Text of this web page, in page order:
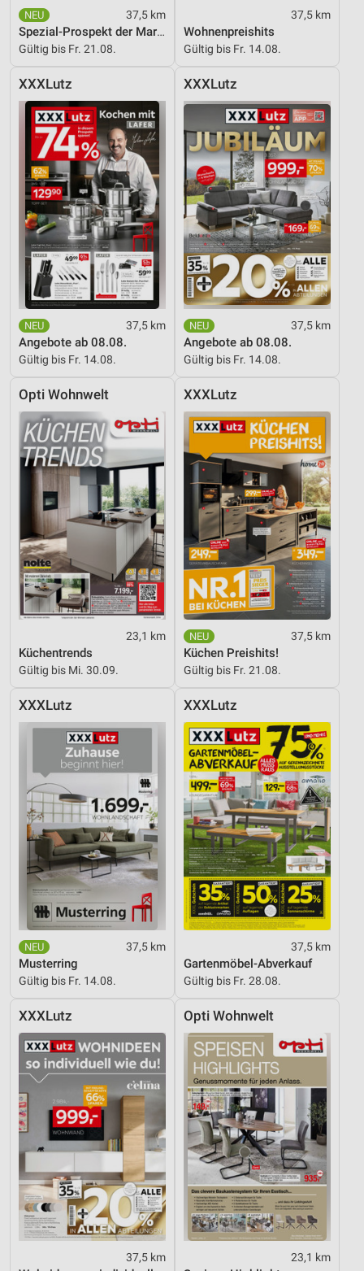
37,5 km
Spezial-Prospekt der Marken
Gültig bis Fr. 21.08.
37,5 km
Wohnenpreishits
Gültig bis Fr. 14.08.
XXXLutz
37,5 km
Angebote ab 08.08.
Gültig bis Fr. 14.08.
XXXLutz
37,5 km
Angebote ab 08.08.
Gültig bis Fr. 14.08.
Opti Wohnwelt
23,1 km
Küchentrends
Gültig bis Mi. 30.09.
XXXLutz
37,5 km
Küchen Preishits!
Gültig bis Fr. 21.08.
XXXLutz
37,5 km
Musterring
Gültig bis Fr. 14.08.
XXXLutz
37,5 km
Gartenmöbel-Abverkauf
Gültig bis Fr. 28.08.
XXXLutz
37,5 km
Opti Wohnwelt
23,1 km